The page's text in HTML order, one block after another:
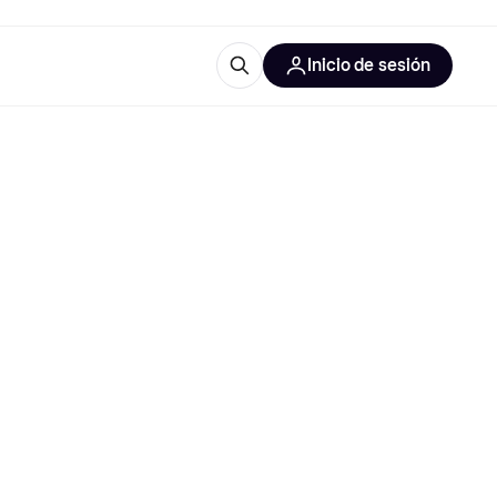
Inicio de sesión